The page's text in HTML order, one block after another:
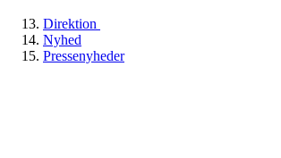
Direktion
Nyhed
Pressenyheder